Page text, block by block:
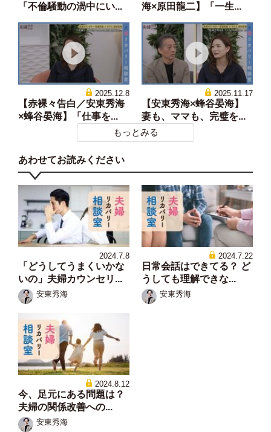
「不倫騒動の渦中にい...
海×原田龍二】「一生...
2025.12.8
【赤裸々告白／安東秀海
×蜂谷晏海】「仕事を...
2025.11.17
【安東秀海×蜂谷晏海】
妻も、ママも、完璧を...
もっとみる
あわせてお読みください
2024.7.8
「どうしてうまくいかな
いの」夫婦カウンセリ...
安東秀海
2024.7.22
日常会話はできてる？ ど
うしても理解できな...
安東秀海
2024.8.12
今、足元にある問題は？
夫婦の関係改善への...
安東秀海